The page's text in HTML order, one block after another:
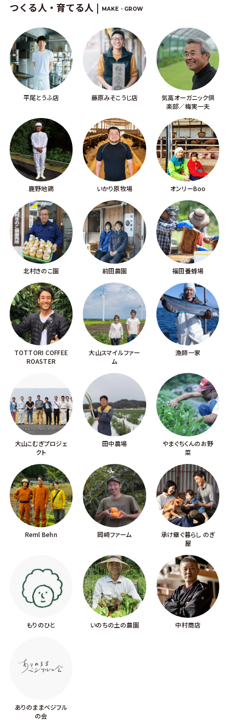
つくる人・育てる人 | MAKE・GROW
平尾とうふ店 藤原みそこうじ店
気高オーガニック倶
楽部／梅実一夫
鹿野地鶏 いかり原牧場 オンリーBoo
北村きのこ園 前田農園 福田養蜂場
TOTTORI COFFEE
ROASTER
大山スマイルファー
ム
漁師一家
大山こむぎプロジェ
クト
田中農場
やまぐちくんのお野
菜
Reml Behn 岡崎ファーム
承け継ぐ暮らし のぎ
屋
もりのひと いのちの土の農園 中村商店
ありのままベジフル
の会